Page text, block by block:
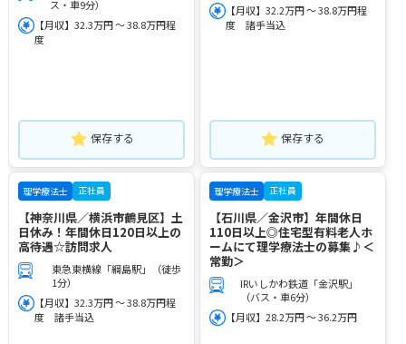
ス・車9分）
【月収】32.3万円 ～ 38.8万円程
度
保存する
【月収】32.2万円 ～ 38.8万円程
度 諸手当込
保存する
理学療法士 正社員
【神奈川県／横浜市鶴見区】土
日休み！年間休日120日以上の
高待遇☆訪問求人
東急東横線「綱島駅」（徒歩
1分）
【月収】32.3万円 ～ 38.8万円程
度 諸手当込
理学療法士 正社員
【石川県／金沢市】年間休日
110日以上◎住宅型有料老人ホ
ームにて理学療法士の募集♪＜
常勤＞
IRいしかわ鉄道「金沢駅」
（バス・車6分）
【月収】28.2万円 ～ 36.2万円